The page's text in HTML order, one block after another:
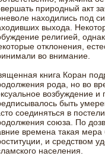
природный акт
находились под
выхода.
религией,
отклонения,
во внимание.
книга Коран
рода, но во
возбуждение
быть
соединяться в
союза. По
времена такая мера
и средством
населения.